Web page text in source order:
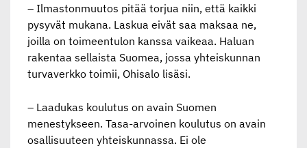
– Ilmastonmuutos pitää torjua niin, että kaikki
pysyvät mukana. Laskua eivät saa maksaa ne,
joilla on toimeentulon kanssa vaikeaa. Haluan
rakentaa sellaista Suomea, jossa yhteiskunnan
turvaverkko toimii, Ohisalo lisäsi.
– Laadukas koulutus on avain Suomen
menestykseen. Tasa-arvoinen koulutus on avain
osallisuuteen yhteiskunnassa. Ei ole